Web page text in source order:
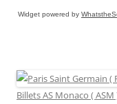
Widget powered by
Billets AS Monaco ( ASM